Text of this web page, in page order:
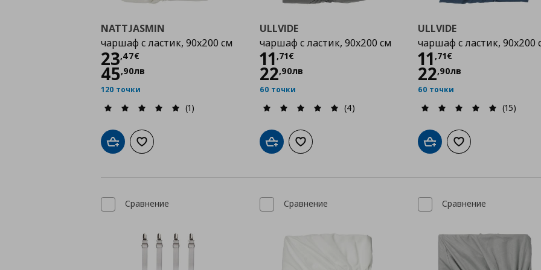
NATTJASMIN
чаршаф с ластик, 90x200 см
23,47€
Цена
45,90лв
120 точки
(1)
Добави в кошницата
Добави към списъка с любими
ULLVIDE
чаршаф с ластик, 90x200 см
11 ,71€
Цена
22,90лв
60 точки
(4)
Добави в кошницата
Добави към списъка с любими
ULLVIDE
чаршаф с ластик, 90x200
11 ,71€
Цена
22,90лв
60 точки
(15)
Добави в кошницата
Добави към
Сравнение Сравнение Сравнение